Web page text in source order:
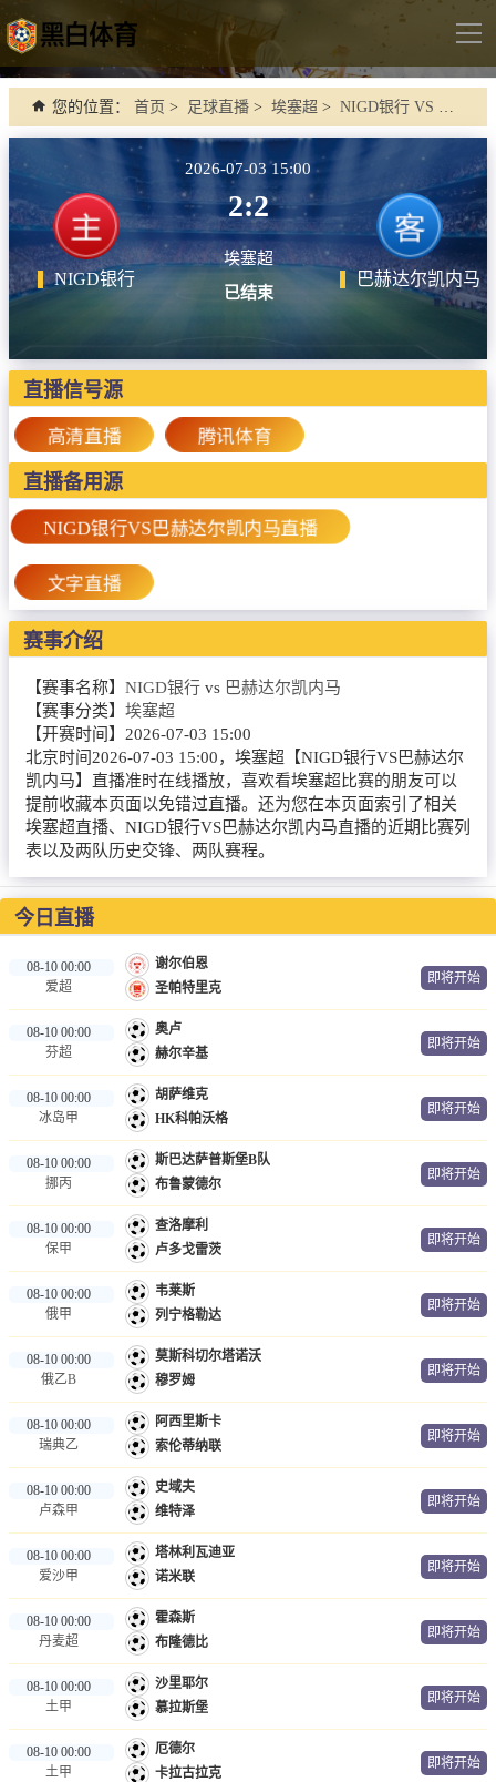
导
首页
德甲
法甲
西甲
世界杯
欧冠杯
中超
篮球直播
CBA
录像
足球录像
篮球录像
新闻
足球新闻
篮球新闻
您的位置： 首页 > 足球直播 > 埃塞超 > NIGD银行 VS 巴赫达尔凯内马
NIGD银行
2026-07-03 15:00
2:2
埃塞超
已结束
巴赫达尔凯内马
直播信号源
高清直播 腾讯体育
直播备用源
NIGD银行VS巴赫达尔凯内马直播
文字直播
赛事介绍
【赛事名称】 NIGD银行 vs 巴赫达尔凯内马
【赛事分类】 埃塞超
【开赛时间】 2026-07-03 15:00
北京时间2026-07-03 15:00，埃塞超【NIGD银行VS巴赫达尔
凯内马】直播准时在线播放，喜欢看埃塞超比赛的朋友可以
提前收藏本页面以免错过直播。还为您在本页面索引了相关
埃塞超直播、NIGD银行VS巴赫达尔凯内马直播的近期比赛列
表以及两队历史交锋、两队赛程。
今日直播
08-10 00:00
爱超
谢尔伯恩
圣帕特里克
即将开始
08-10 00:00
芬超
奥卢
赫尔辛基
即将开始
08-10 00:00
冰岛甲
胡萨维克
HK科帕沃格
即将开始
08-10 00:00
挪丙
斯巴达萨普斯堡B队
布鲁蒙德尔
即将开始
08-10 00:00
保甲
查洛摩利
卢多戈雷茨
即将开始
08-10 00:00
俄甲
韦莱斯
列宁格勒达
即将开始
08-10 00:00
俄乙B
莫斯科切尔塔诺沃
穆罗姆
即将开始
08-10 00:00
瑞典乙
阿西里斯卡
索伦蒂纳联
即将开始
08-10 00:00
卢森甲
史域夫
维特泽
即将开始
08-10 00:00
爱沙甲
塔林利瓦迪亚
诺米联
即将开始
08-10 00:00
丹麦超
霍森斯
布隆德比
即将开始
08-10 00:00
土甲
沙里耶尔
慕拉斯堡
即将开始
08-10 00:00
土甲
厄德尔
卡拉古拉克
即将开始